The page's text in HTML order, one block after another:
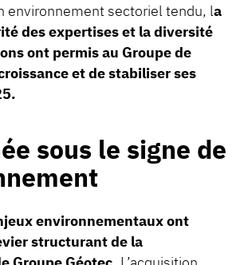
environnement sectoriel tendu, la
des expertises et la diversité
ont permis au Groupe de
et de stabiliser ses
sous le signe de
environnementaux ont
structurant de la